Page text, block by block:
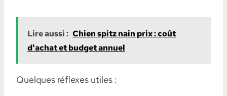
Lire aussi : Chien spitz nain prix : coût
d'achat et budget annuel
Quelques réflexes utiles :